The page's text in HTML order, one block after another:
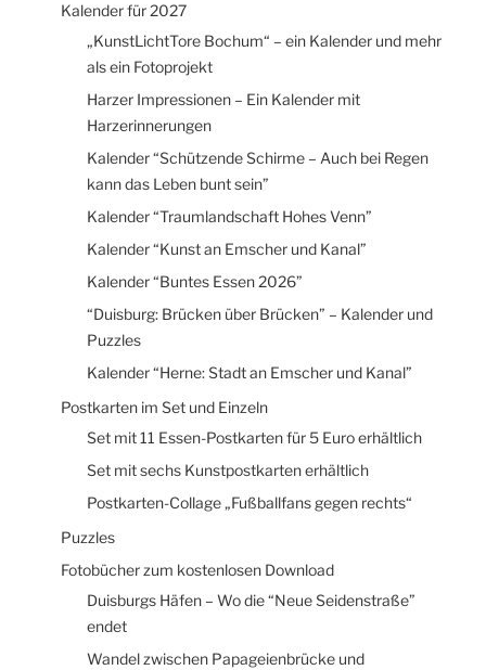
Kalender für 2027
„KunstLichtTore Bochum“ – ein Kalender und mehr
als ein Fotoprojekt
Harzer Impressionen – Ein Kalender mit
Harzerinnerungen
Kalender “Schützende Schirme – Auch bei Regen
kann das Leben bunt sein”
Kalender “Traumlandschaft Hohes Venn”
Kalender “Kunst an Emscher und Kanal”
Kalender “Buntes Essen 2026”
“Duisburg: Brücken über Brücken” – Kalender und
Puzzles
Kalender “Herne: Stadt an Emscher und Kanal”
Postkarten im Set und Einzeln
Set mit 11 Essen-Postkarten für 5 Euro erhältlich
Set mit sechs Kunstpostkarten erhältlich
Postkarten-Collage „Fußballfans gegen rechts“
Puzzles
Fotobücher zum kostenlosen Download
Duisburgs Häfen – Wo die “Neue Seidenstraße”
endet
Wandel zwischen Papageienbrücke und